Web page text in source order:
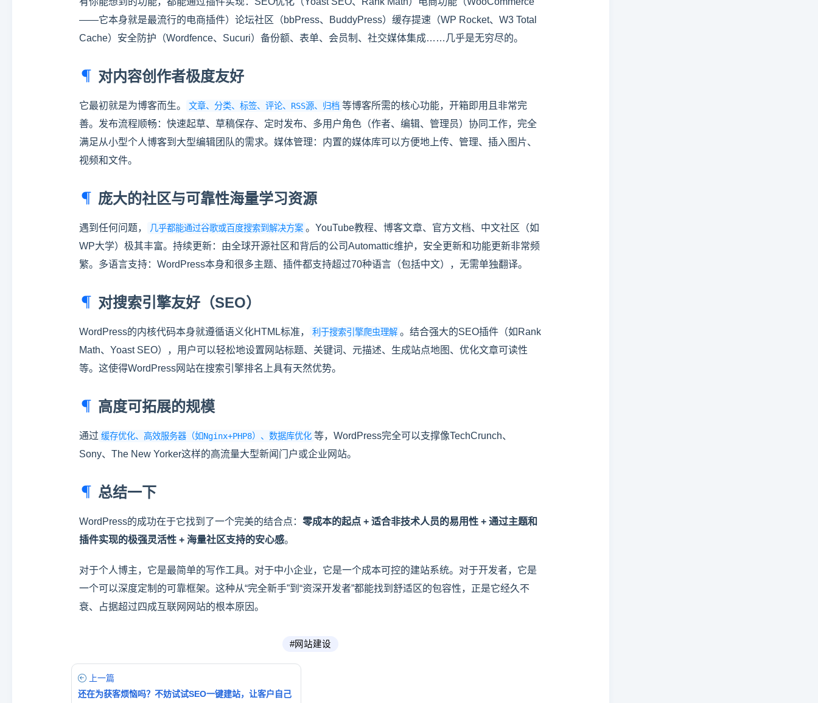
——它本身就是最流行的电商插件）论坛社区（bbPress、BuddyPress）缓存提速（WP Rocket、W3 Total
Cache）安全防护（Wordfence、Sucuri）备份额、表单、会员制、社交媒体集成……几乎是无穷尽的。
对内容创作者极度友好
它最初就是为博客而生。 文章、分类、标签、评论、RSS源、归档 等博客所需的核心功能，开箱即用且非常完
善。发布流程顺畅：快速起草、草稿保存、定时发布、多用户角色（作者、编辑、管理员）协同工作，完全
满足从小型个人博客到大型编辑团队的需求。媒体管理：内置的媒体库可以方便地上传、管理、插入图片、
视频和文件。
庞大的社区与可靠性海量学习资源
遇到任何问题， 几乎都能通过谷歌或百度搜索到解决方案 。YouTube教程、博客文章、官方文档、中文社区（如
WP大学）极其丰富。持续更新：由全球开源社区和背后的公司Automattic维护，安全更新和功能更新非常频
繁。多语言支持：WordPress本身和很多主题、插件都支持超过70种语言（包括中文），无需单独翻译。
对搜索引擎友好（SEO）
WordPress的内核代码本身就遵循语义化HTML标准， 利于搜索引擎爬虫理解 。结合强大的SEO插件（如Rank
Math、Yoast SEO），用户可以轻松地设置网站标题、关键词、元描述、生成站点地图、优化文章可读性
等。这使得WordPress网站在搜索引擎排名上具有天然优势。
高度可拓展的规模
通过 缓存优化、高效服务器（如Nginx+PHP8）、数据库优化 等，WordPress完全可以支撑像TechCrunch、
Sony、The New Yorker这样的高流量大型新闻门户或企业网站。
总结一下
WordPress的成功在于它找到了一个完美的结合点： 零成本的起点 + 适合非技术人员的易用性 + 通过主题和
插件实现的极强灵活性 + 海量社区支持的安心感。
对于个人博主，它是最简单的写作工具。对于中小企业，它是一个成本可控的建站系统。对于开发者，它是
一个可以深度定制的可靠框架。这种从“完全新手”到“资深开发者”都能找到舒适区的包容性，正是它经久不
衰、占据超过四成互联网网站的根本原因。
#网站建设
上一篇
还在为获客烦恼吗？不妨试试SEO一键建站，让客户自己